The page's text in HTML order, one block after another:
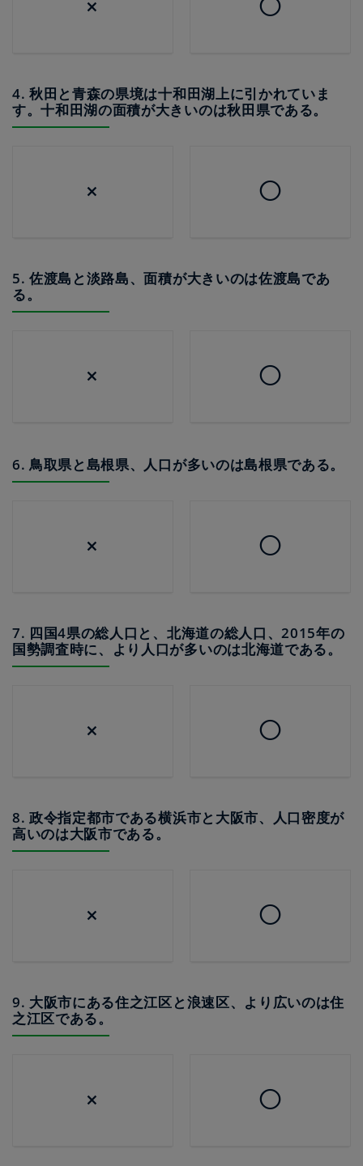
× ◯
4. 秋田と青森の県境は十和田湖上に引かれていま
す。十和田湖の面積が大きいのは秋田県である。
× ◯
5. 佐渡島と淡路島、面積が大きいのは佐渡島であ
る。
× ◯
6. 鳥取県と島根県、人口が多いのは島根県である。
× ◯
7. 四国4県の総人口と、北海道の総人口、2015年の
国勢調査時に、より人口が多いのは北海道である。
× ◯
8. 政令指定都市である横浜市と大阪市、人口密度が
高いのは大阪市である。
× ◯
9. 大阪市にある住之江区と浪速区、より広いのは住
之江区である。
× ◯